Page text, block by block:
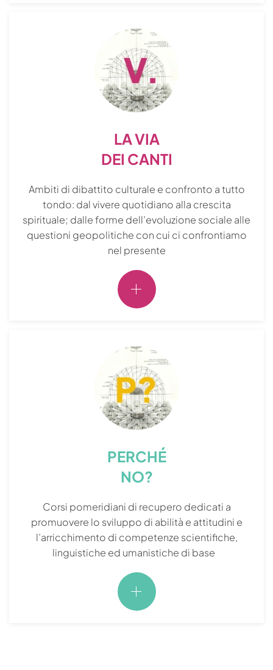
LA VIA
DEI CANTI
Ambiti di dibattito culturale e confronto a tutto
tondo: dal vivere quotidiano alla crescita
spirituale; dalle forme dell’evoluzione sociale alle
questioni geopolitiche con cui ci confrontiamo
nel presente
PERCHÉ
NO?
Corsi pomeridiani di recupero dedicati a
promuovere lo sviluppo di abilità e attitudini e
l’arricchimento di competenze scientifiche,
linguistiche ed umanistiche di base